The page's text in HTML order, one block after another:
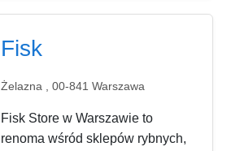
Fisk
Żelazna , 00-841 Warszawa
Fisk Store w Warszawie to
renoma wśród sklepów rybnych,